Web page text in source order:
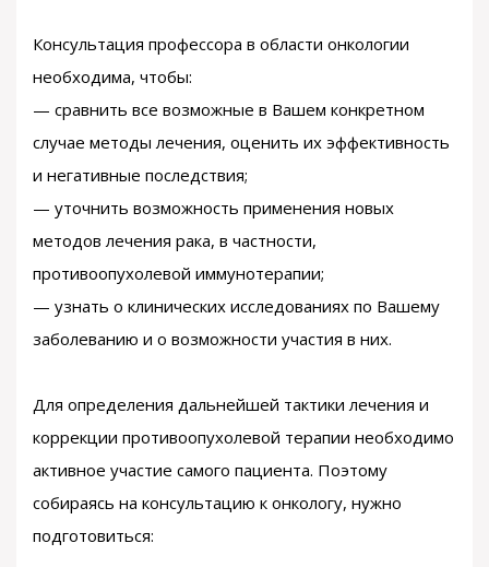
Консультация профессора в области онкологии
необходима, чтобы:
— сравнить все возможные в Вашем конкретном
случае методы лечения, оценить их эффективность
и негативные последствия;
— уточнить возможность применения новых
методов лечения рака, в частности,
противоопухолевой иммунотерапии;
— узнать о клинических исследованиях по Вашему
заболеванию и о возможности участия в них.
Для определения дальнейшей тактики лечения и
коррекции противоопухолевой терапии необходимо
активное участие самого пациента. Поэтому
собираясь на консультацию к онкологу, нужно
подготовиться: